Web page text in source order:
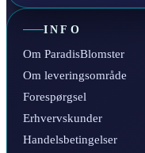
INFO
Om ParadisBlomster
Om leveringsområde
Forespørgsel
Erhvervskunder
Handelsbetingelser